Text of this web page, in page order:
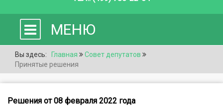
МЕНЮ
Вы здесь: Главная
Совет депутатов
Принятые решения
Решения от 08 февраля 2022 года